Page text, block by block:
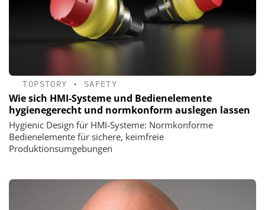
TOPSTORY • SAFETY
Wie sich HMI-Systeme und Bedienelemente
hygienegerecht und normkonform auslegen lassen
Hygienic Design für HMI-Systeme: Normkonforme
Bedienelemente für sichere, keimfreie
Produktionsumgebungen